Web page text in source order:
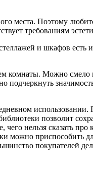
места. Поэтому
требованиям
и шкафов есть
Можно смело
позволит
нельзя сказать
можно приспособить
покупателей